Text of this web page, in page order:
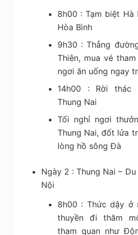
8h00 : Tạm biệt
Hòa Bình
9h30 : Thẳng
Thiên, mua vé
ngơi ăn uống ngay
14h00 : Rời thác
Thung Nai
Tối nghỉ ngơi
Thung Nai, đốt lửa
lòng hồ sông Đà
Ngày 2 : Thung Nai –
Nội
8h00 : Thức dậy ở
thuyền đi thăm
tham quan như